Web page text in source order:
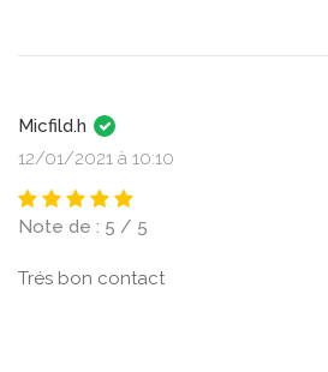
Micfild.h
12/01/2021 à 10:10
Note de : 5 / 5
Trés bon contact